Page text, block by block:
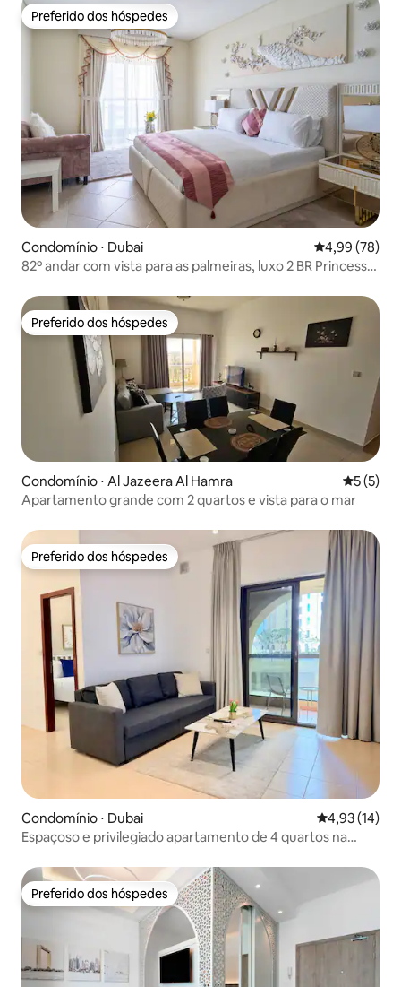
Preferido dos hóspedes
Preferido dos hóspedes
Condomínio ⋅ Dubai 4,99 de uma
4,99 (78)
82º andar com vista para as palmeiras, luxo 2 BR Princess
Preferido dos hóspedes
Preferido dos hóspedes
Condomínio ⋅ Al Jazeera Al Hamra 5 de
5 (5)
Apartamento grande com 2 quartos e vista para o mar
Preferido dos hóspedes
Preferido dos hóspedes
Condomínio ⋅ Dubai 4,93 de uma
4,93 (14)
Espaçoso e privilegiado apartamento de 4 quartos na
Preferido dos hóspedes
Preferido dos hóspedes